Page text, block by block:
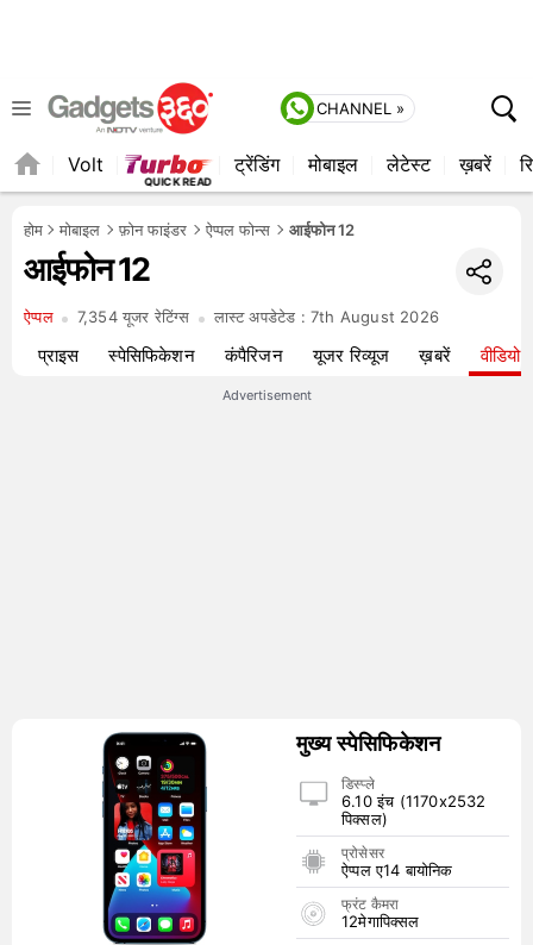
CHANNEL »
Volt
QUICK READ
ट्रेंडिंग मोबाइल लेटेस्ट ख़बरें
होम मोबाइल फ़ोन फाइंडर ऐप्पल फोन्स आईफोन 12
आईफोन 12
ऐप्पल 7,354 यूजर रेटिंग्स लास्ट अपडेटेड : 7th August 2026
प्राइस स्पेसिफिकेशन कंपैरिजन यूजर रिव्यूज ख़बरें वीडियो
Advertisement
मुख्य स्पेसिफिकेशन
डिस्प्ले
6.10 इंच (1170x2532
पिक्सल)
प्रोसेसर
ऐप्पल ए14 बायोनिक
फ्रंट कैमरा
12मेगापिक्सल